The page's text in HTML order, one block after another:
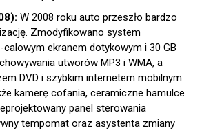
W 2008 roku auto przeszło bardzo
Zmodyfikowano system
ekranem dotykowym i 30 GB
utworów MP3 i WMA, a
DVD i szybkim internetem mobilnym.
kamerę cofania, ceramiczne hamulce
panel sterowania
tempomat oraz asystenta zmiany